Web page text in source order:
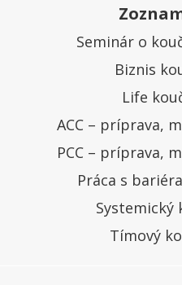
Seminár o
Biznis
Life
ACC – príprava,
PCC – príprava,
Práca s
Systemický
Tímový